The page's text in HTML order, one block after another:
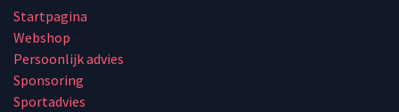
Startpagina
Webshop
Persoonlijk advies
Sponsoring
Sportadvies